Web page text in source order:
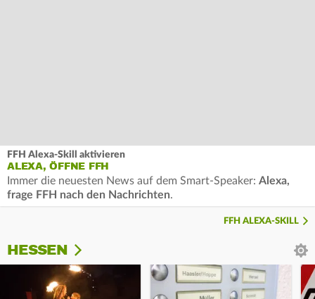
FFH Alexa-Skill aktivieren
ALEXA, ÖFFNE FFH
Immer die neuesten News auf dem Smart-Speaker: Alexa,
frage FFH nach den Nachrichten.
FFH ALEXA-SKILL
HESSEN